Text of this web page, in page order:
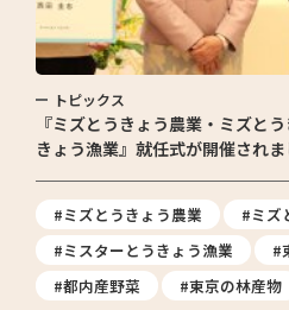
トピックス
『ミズとうきょう農業・ミズと
きょう漁業』就任式が開催されま
#ミズとうきょう農業
#ミズ
#ミスターとうきょう漁業
#
#都内産野菜
#東京の林産物